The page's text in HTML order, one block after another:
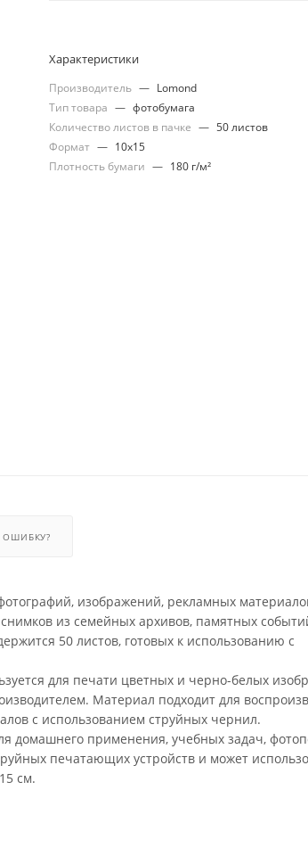
Характеристики
Производитель — Lomond
Тип товара — фотобумага
Количество листов в пачке — 50 листов
Формат — 10x15
Плотность бумаги — 180 г/м²
изображений, рекламных
из семейных архивов, памятных
50 листов, готовых к использованию с
для печати цветных и черно-белых
Материал подходит для
с использованием струйных чернил.
домашнего применения, учебных задач,
печатающих устройств и может
см.